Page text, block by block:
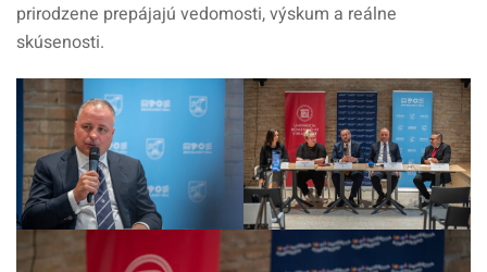
prirodzene prepájajú vedomosti, výskum a reálne
skúsenosti.